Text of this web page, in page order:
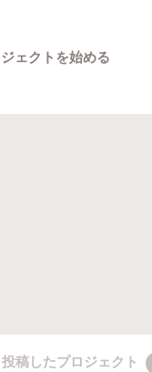
ェクトを始める
投稿したプロジェクト